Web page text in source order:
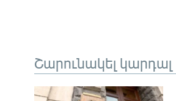
Շարունակել կարդալ